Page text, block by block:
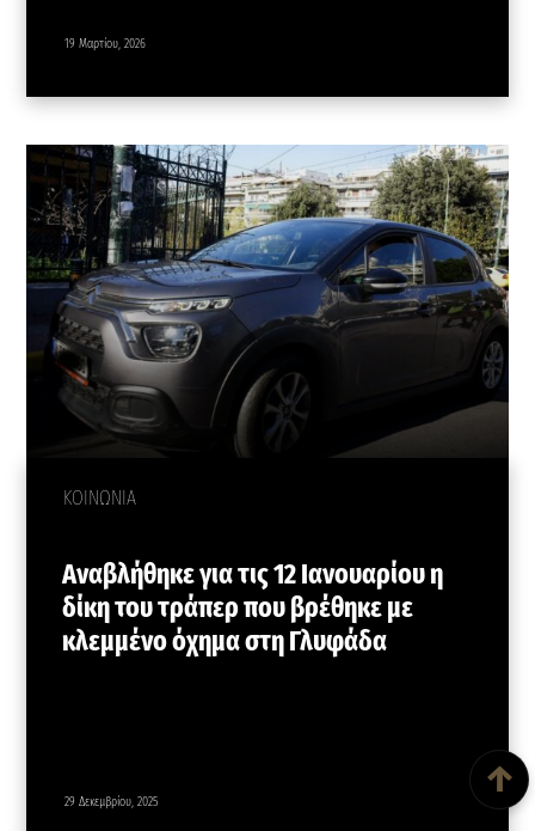
19 Μαρτίου, 2026
ΚΟΙΝΩΝΙΑ
Αναβλήθηκε για τις 12 Ιανουαρίου η
δίκη του τράπερ που βρέθηκε με
κλεμμένο όχημα στη Γλυφάδα
29 Δεκεμβρίου, 2025 ↑